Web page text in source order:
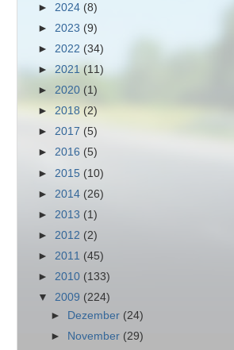
► 2024 (8)
► 2023 (9)
► 2022 (34)
► 2021 (11)
► 2020 (1)
► 2018 (2)
► 2017 (5)
► 2016 (5)
► 2015 (10)
► 2014 (26)
► 2013 (1)
► 2012 (2)
► 2011 (45)
► 2010 (133)
▼ 2009 (224)
►
Dezember (24)
►
November (29)